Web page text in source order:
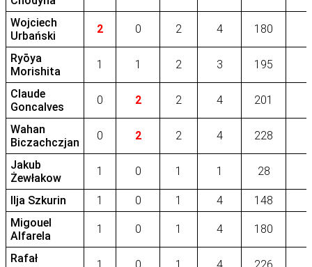
Wojciech
Urbański
2 0 2 4 180
Ryōya
Morishita
1 1 2 3 195
Claude
Goncalves
0 2 2 4 201
Wahan
Biczachczjan
0 2 2 4 228
Jakub
Żewłakow
1 0 1 1 28
Ilja Szkurin 1 0 1 4 148
Migouel
Alfarela
1 0 1 4 180
Rafał